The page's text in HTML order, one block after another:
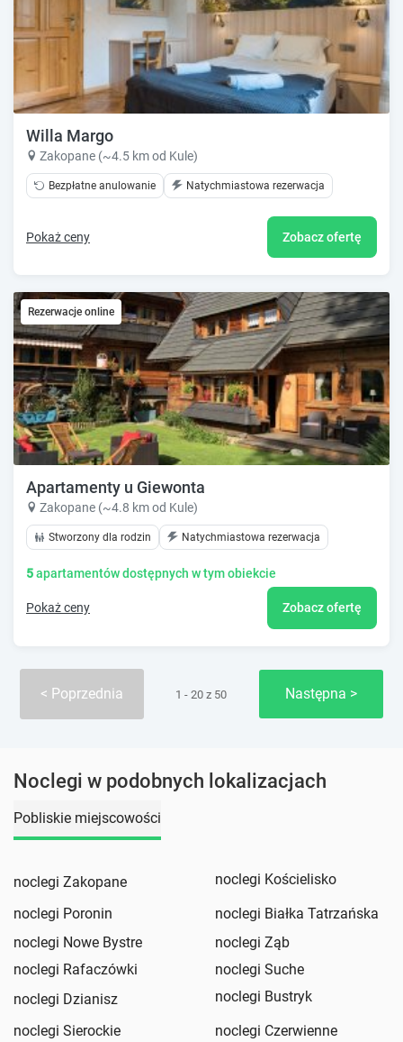
Willa Margo
Zakopane (~4.5 km od Kule)
Bezpłatne anulowanie Natychmiastowa rezerwacja
Pokaż ceny Zobacz ofertę
Rezerwacje online
Apartamenty u Giewonta
Zakopane (~4.8 km od Kule)
Stworzony dla rodzin Natychmiastowa rezerwacja
5apartamentów dostępnych w tym obiekcie
Pokaż ceny Zobacz ofertę
Poprzednia 1 - 20 z 50 Następna
Noclegi w podobnych lokalizacjach
Pobliskie miejscowości
noclegi Zakopane
noclegi Kościelisko
noclegi Poronin
noclegi Białka Tatrzańska
noclegi Nowe Bystre
noclegi Ząb
noclegi Rafaczówki
noclegi Suche
noclegi Dzianisz
noclegi Bustryk
noclegi Sierockie
noclegi Czerwienne